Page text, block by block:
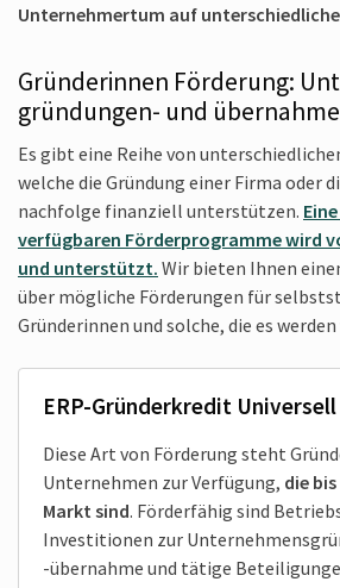
Unternehmertum auf
Gründerinnen Förderung:
gründungen- und
Es gibt eine Reihe von
welche die Gründung einer Firma oder
nachfolge finanziell unterstützen.
verfügbaren Förderprogramme wird
und unterstützt. Wir bieten Ihnen
über mögliche Förderungen für
Gründerinnen und solche, die es
ERP-Gründerkredit Universell
Diese Art von Förderung steht
Unter­nehmen zur Verfügung, die
Markt sind. Förderfähig sind
Investitionen zur
-übernahme und tätige